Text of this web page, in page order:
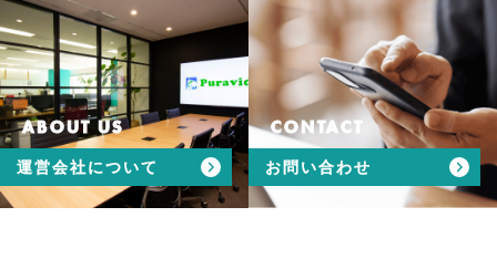
ABOUT US
運営会社について
CONTACT
お問い合わせ